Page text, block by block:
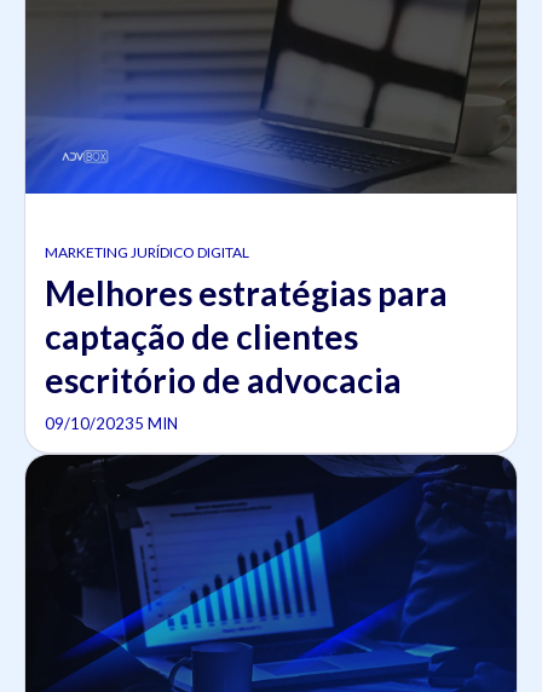
MARKETING JURÍDICO DIGITAL
Melhores estratégias para
captação de clientes
escritório de advocacia
09/10/20235 MIN